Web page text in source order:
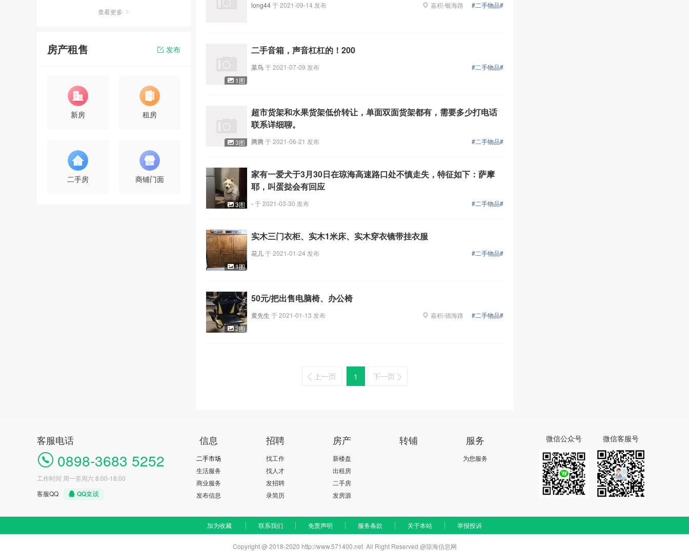
查看更多
房产租售 发布
新房 租房
二手房 商铺门面
long44于2021-09-14 发布 嘉积-银海路 #二手物品#
1图
二手音箱，声音杠杠的！200
菜鸟于2021-07-09 发布 #二手物品#
3图
超市货架和水果货架低价转让，单面双面货架都有，需要多少打电话
联系详细聊。
腾腾于2021-06-21 发布 #二手物品#
3图
家有一爱犬于3月30日在琼海高速路口处不慎走失，特征如下：萨摩
耶，叫蛋挞会有回应
-于2021-03-30 发布 #二手物品#
1图
实木三门衣柜、实木1米床、实木穿衣镜带挂衣服
花儿于2021-01-24 发布 #二手物品#
2图
50元/把出售电脑椅、办公椅
黄先生 于2021-01-13 发布 嘉积-德海路 #二手物品#
1
客服电话
0898-3683 5252
工作时间 周一至周六 8:00-18:00
客服QQ
信息
二手市场
生活服务
商业服务
发布信息
招聘
找工作
找人才
发招聘
录简历
房产
新楼盘
出租房
二手房
发房源
转铺 服务
为您服务
微信公众号 微信客服号
加为收藏 联系我们 免责声明 服务条款 关于本站 举报投诉
Copyright @ 2018-2020 http://www.571400.net All Right Reserved @琼海信息网